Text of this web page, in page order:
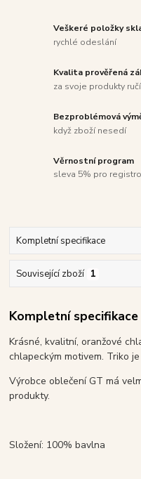
Veškeré položky
rychlé odeslání
Kvalita prověřená
za svoje produkty
Bezproblémová
když zboží nesedí
Věrnostní program
sleva 5% pro
Kompletní specifikace
Související zboží 1
Kompletní specifikace
Krásné, kvalitní, oranžové
chlapeckým motivem. Triko
Výrobce oblečení GT má
produkty.
Složení: 100% bavlna